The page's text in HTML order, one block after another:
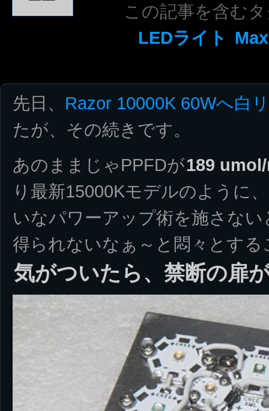
この記事を含む
LEDライト
先日、 Razor 10000K 60Wへ白
たが、その続きです。
あのままじゃPPFDが189
り最新15000Kモデルのように、
いなパワーアップ術を施さな
得られないなぁ～と悶々とする
気がついたら、禁断の扉